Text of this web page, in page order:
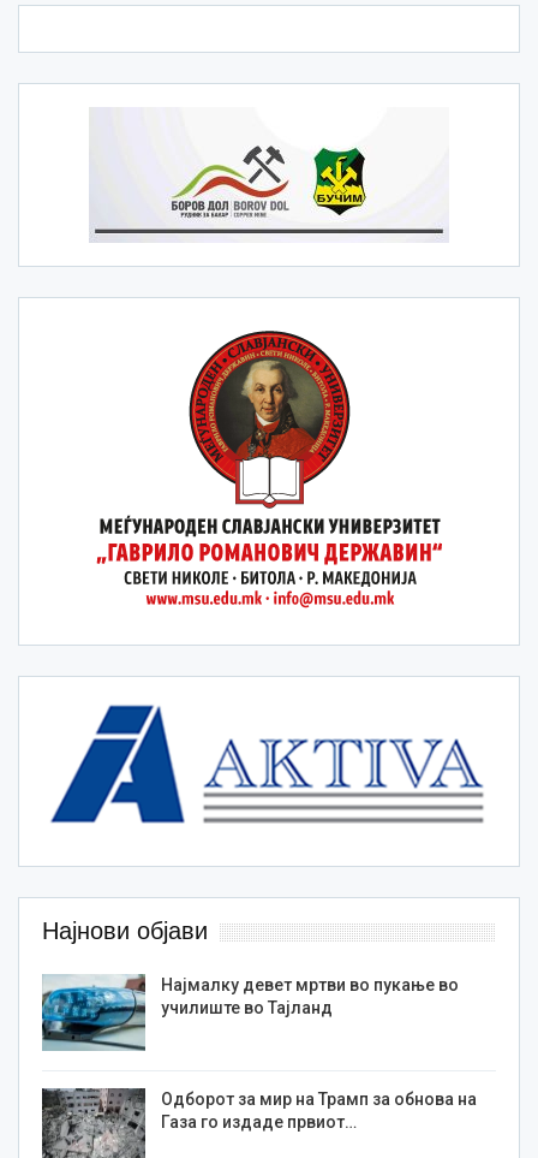
Најнови објави
Најмалку девет мртви во пукање во
училиште во Тајланд
Одборот за мир на Трамп за обнова на
Газа го издаде првиот…